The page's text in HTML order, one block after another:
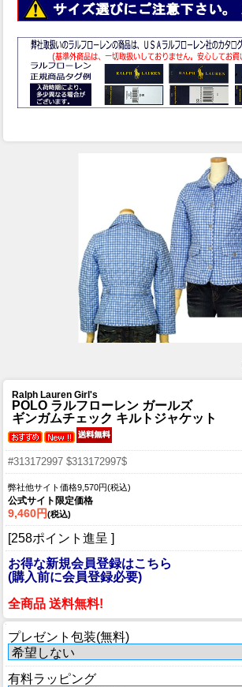
Ralph Lauren Girl's
POLO ラルフローレン ガールズ
ギンガムチェック キルトジャケット
#313172997 $313172997$
弊社他サイト価格9,570円(税込)
公式サイト限定価格
9,460円(税込)
[258ポイント進呈 ]
お得な新規会員登録はこちら
(購入前に会員登録必要)
全商品 送料無料!
プレゼント包装(無料)
有料ラッピング